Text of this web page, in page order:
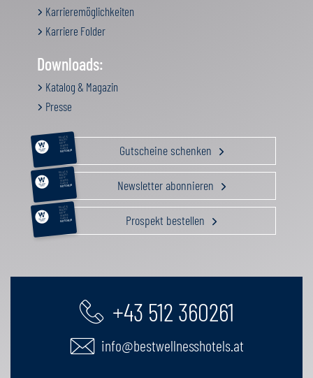
Karrieremöglichkeiten
Karriere Folder
Downloads:
Katalog & Magazin
Presse
RELAX &
BEAUTY
AKTIV
GENUSS
FAMILIE
GUTSCHEIN Gutscheine schenken
RELAX &
BEAUTY
AKTIV
GENUSS
FAMILIE
GUTSCHEIN Newsletter abonnieren
RELAX &
BEAUTY
AKTIV
GENUSS
FAMILIE
GUTSCHEIN Prospekt bestellen
+43 512 360261
info@bestwellnesshotels.at